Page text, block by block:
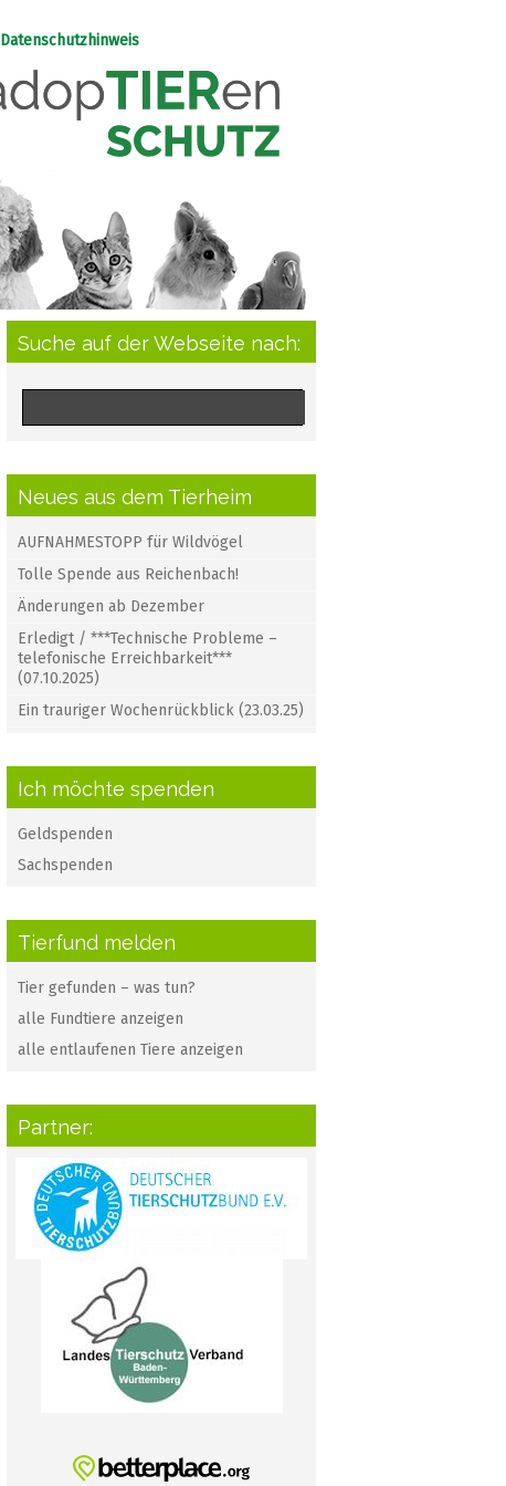
Datenschutzhinweis
Suche auf der Webseite nach:
Neues aus dem Tierheim
AUFNAHMESTOPP für Wildvögel
Tolle Spende aus Reichenbach!
Änderungen ab Dezember
Erledigt / ***Technische Probleme –
telefonische Erreichbarkeit***
(07.10.2025)
Ein trauriger Wochenrückblick (23.03.25)
Ich möchte spenden
Geldspenden
Sachspenden
Tierfund melden
Tier gefunden – was tun?
alle Fundtiere anzeigen
alle entlaufenen Tiere anzeigen
Partner: